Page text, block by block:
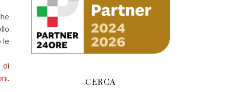
le
di
CERCA